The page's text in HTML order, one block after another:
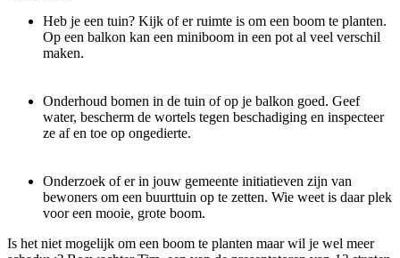
Heb je een tuin? Kijk of er ruimte is om een boom te planten.
Op een balkon kan een miniboom in een pot al veel verschil
maken.
Onderhoud bomen in de tuin of op je balkon goed. Geef
water, bescherm de wortels tegen beschadiging en inspecteer
ze af en toe op ongedierte.
Onderzoek of er in jouw gemeente initiatieven zijn van
bewoners om een buurttuin op te zetten. Wie weet is daar plek
voor een mooie, grote boom.
Is het niet mogelijk om een boom te planten maar wil je wel meer